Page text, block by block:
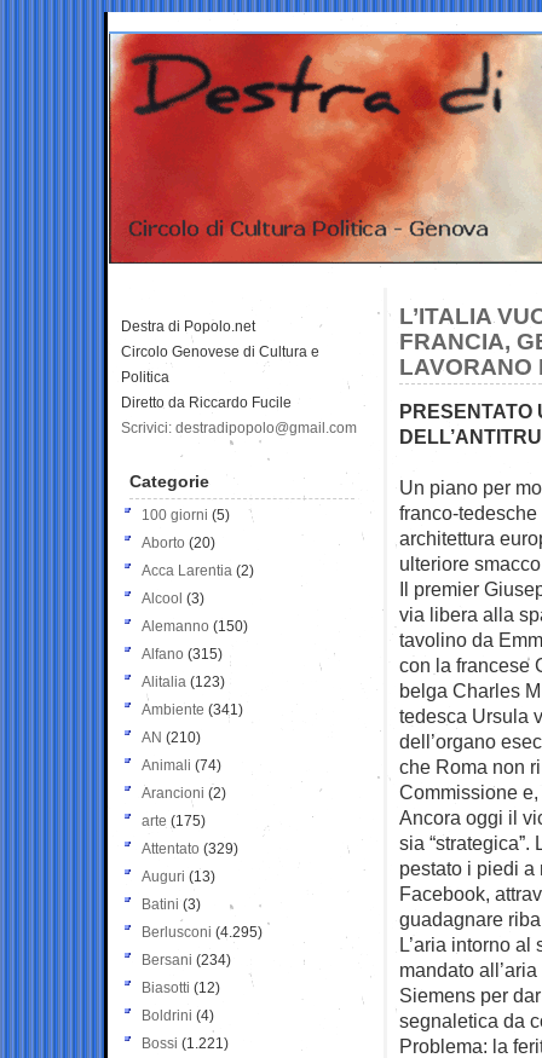
L’ITALIA
FRANCIA,
LAVORANO
PRESENTATO
Un piano per
franco-tedesche
architettura
ulteriore
Il premier
via libera alla
tavolino da
con la francese
belga Charles
tedesca Ursula
dell’organo
che Roma non
Commissione
Ancora oggi il
sia
pestato i piedi a
Facebook,
guadagnare
L’aria intorno
mandato
Siemens per
segnaletica da
Problema: la
Destra di Popolo.net
Circolo Genovese di Cultura e
Politica
Diretto da Riccardo Fucile
Scrivici: destradipopolo@gmail.com
Categorie
100 giorni (5)
Aborto (20)
Acca Larentia (2)
Alcool (3)
Alemanno (150)
Alfano (315)
Alitalia (123)
Ambiente (341)
AN (210)
Animali (74)
Arancioni (2)
arte (175)
Attentato (329)
Auguri (13)
Batini (3)
Berlusconi (4.295)
Bersani (234)
Biasotti (12)
Boldrini (4)
Bossi (1.221)